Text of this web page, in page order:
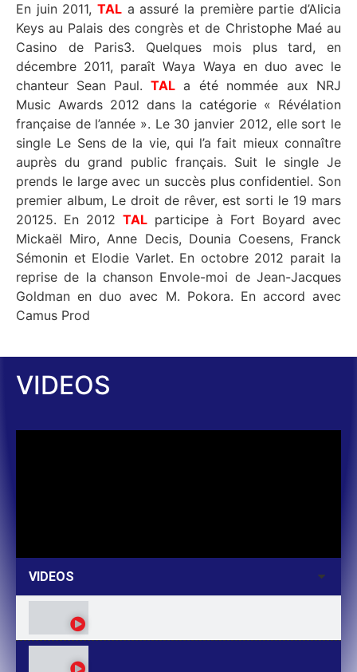
En juin 2011, TAL a assuré la première partie d’Alicia
Keys au Palais des congrès et de Christophe Maé au
Casino de Paris3. Quelques mois plus tard, en
décembre 2011, paraît Waya Waya en duo avec le
chanteur Sean Paul. TAL a été nommée aux NRJ
Music Awards 2012 dans la catégorie « Révélation
française de l’année ». Le 30 janvier 2012, elle sort le
single Le Sens de la vie, qui l’a fait mieux connaître
auprès du grand public français. Suit le single Je
prends le large avec un succès plus confidentiel. Son
premier album, Le droit de rêver, est sorti le 19 mars
20125. En 2012 TAL participe à Fort Boyard avec
Mickaël Miro, Anne Decis, Dounia Coesens, Franck
Sémonin et Elodie Varlet. En octobre 2012 parait la
reprise de la chanson Envole-moi de Jean-Jacques
Goldman en duo avec M. Pokora. En accord avec
Camus Prod
VIDEOS
VIDEOS